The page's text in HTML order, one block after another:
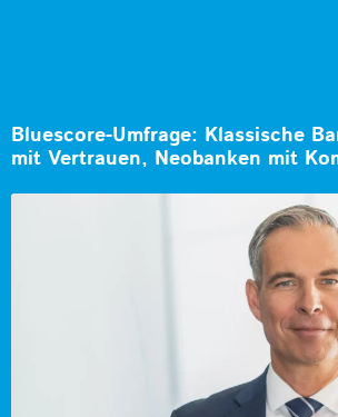
Bluescore-Umfrage: Klassische
mit Vertrauen, Neobanken mit